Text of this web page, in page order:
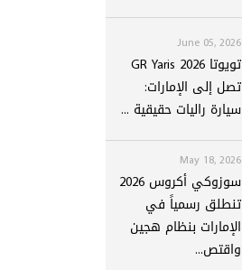
June 05, 2026
تويوتا GR Yaris 2026
تصل إلى الإمارات:
سيارة راليات حقيقية ...
May 18, 2026
سوزوكي أكروس 2026
تنطلق رسمياً في
الإمارات بنظام هجين
واقتص...